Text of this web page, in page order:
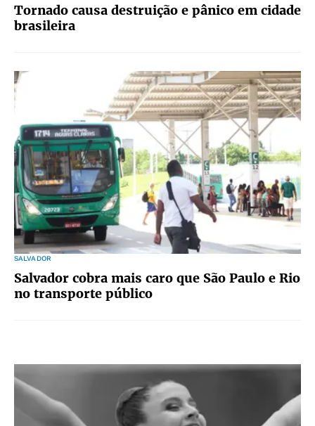
Tornado causa destruição e pânico em cidade
brasileira
SALVADOR
Salvador cobra mais caro que São Paulo e Rio
no transporte público